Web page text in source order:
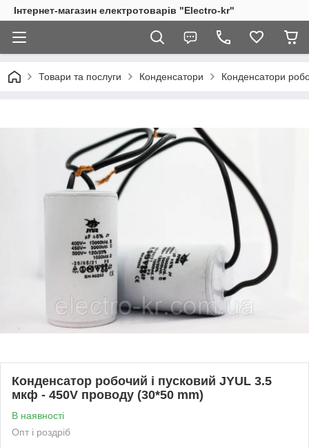
Інтернет-магазин електротоварів "Electro-kr"
Товари та послуги Конденсатори Конденсатори
Конденсатор робочий і пусковий JYUL 3.5
мкф - 450V проводу (30*50 mm)
В наявності
Опт і роздріб